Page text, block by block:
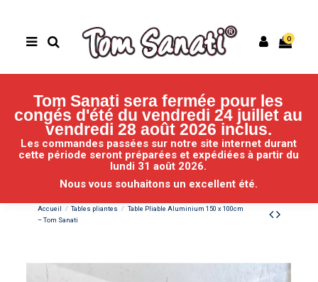
0
Tom Sanati sera fermée pour les
congés d'été du vendredi 24 juillet au
vendredi 28 août 2026 inclus.
Les commandes passées sur notre site internet durant
cette période seront préparées et expédiées à partir du
lundi 31 août 2026.
Nous vous souhaitons un excellent été.
Accueil Tables pliantes
Table Pliable Aluminium 150 x 100cm
– Tom Sanati